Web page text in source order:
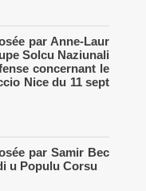
par Anne-Laur
Solcu Naziunali
concernant le
Nice du 11 sept
par Samir Bec
u Populu Corsu